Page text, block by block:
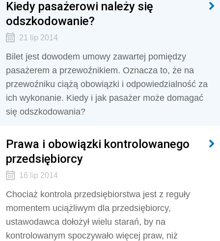
Kiedy pasażerowi należy się
odszkodowanie?
21 lip 2014
Bilet jest dowodem umowy zawartej pomiędzy
pasażerem a przewoźnikiem. Oznacza to, że na
przewoźniku ciążą obowiązki i odpowiedzialność za
ich wykonanie. Kiedy i jak pasażer może domagać
się odszkodowania?
Prawa i obowiązki kontrolowanego
przedsiębiorcy
16 lip 2014
Chociaż kontrola przedsiębiorstwa jest z reguły
momentem uciążliwym dla przedsiębiorcy,
ustawodawca dołożył wielu starań, by na
kontrolowanym spoczywało więcej praw, niż